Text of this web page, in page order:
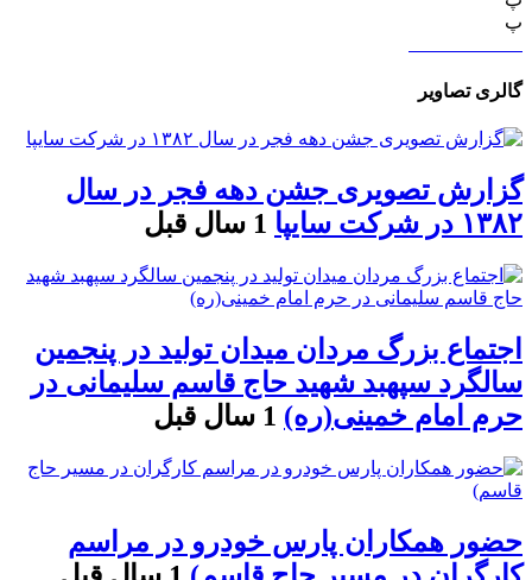
پ
گالری تصاویر
گزارش تصویری جشن دهه فجر در سال
۱۳۸۲ در شرکت سایپا
1 سال قبل
اجتماع بزرگ مردان میدان تولید در پنجمین
سالگرد سپهبد شهید حاج قاسم سلیمانی در
حرم امام خمینی(ره) 1 سال قبل
حضور همکاران پارس خودرو در مراسم